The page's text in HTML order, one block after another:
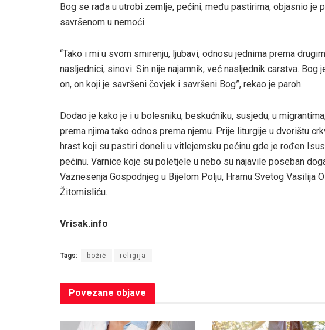
Bog se rađa u utrobi zemlje, pećini, među pastirima, objasnio je
savršenom u nemoći.
“Tako i mi u svom smirenju, ljubavi, odnosu jednima prema
nasljednici, sinovi. Sin nije najamnik, već nasljednik carstva. Bog
on, on koji je savršeni čovjek i savršeni Bog”, rekao je paroh.
Dodao je kako je i u bolesniku, beskućniku, susjedu, u
prema njima tako odnos prema njemu. Prije liturgije u dvorištu
hrast koji su pastiri doneli u vitlejemsku pećinu gde je rođen
pećinu. Varnice koje su poletjele u nebo su najavile poseban
Vaznesenja Gospodnjeg u Bijelom Polju, Hramu Svetog Vasilija
Žitomisliću.
Vrisak.info
Tags: božić religija
Povezane objave